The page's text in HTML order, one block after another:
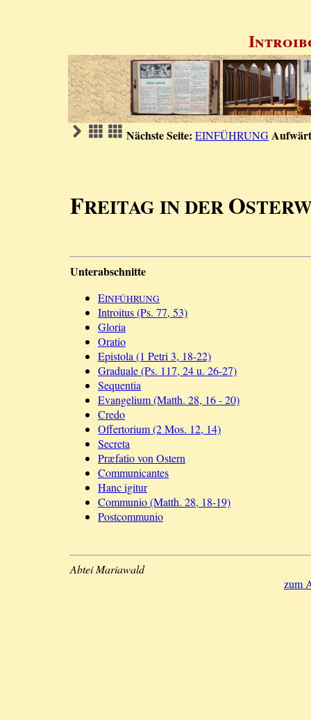
Nächste Seite: EINFÜHRUNG
FREITAG IN DER O
Unterabschnitte
EINFÜHRUNG
Introitus (Ps. 77, 53)
Gloria
Oratio
Epistola (1 Petri 3, 18-22)
Graduale (Ps. 117, 24 u. 26-27)
Sequentia
Evangelium (Matth. 28, 16 - 20)
Credo
Offertorium (2 Mos. 12, 14)
Secreta
Præfatio von Ostern
Communicantes
Hanc igitur
Communio (Matth. 28, 18-19)
Postcommunio
Abtei Mariawald
zum